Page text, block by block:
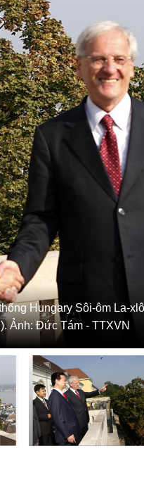
Hungary Sôi-ôm La-
Ảnh: Đức Tám - TTXVN